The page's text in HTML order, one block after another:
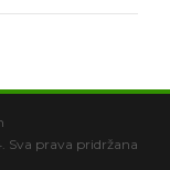
Sva prava pridržana